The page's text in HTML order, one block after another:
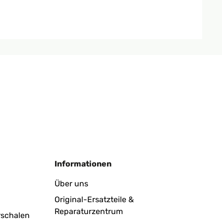
Informationen
Über uns
Original-Ersatzteile &
Reparaturzentrum